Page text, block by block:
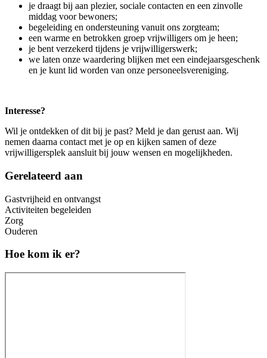
je draagt bij aan plezier, sociale contacten en een zinvolle
middag voor bewoners;
begeleiding en ondersteuning vanuit ons zorgteam;
een warme en betrokken groep vrijwilligers om je heen;
je bent verzekerd tijdens je vrijwilligerswerk;
we laten onze waardering blijken met een eindejaarsgeschenk
en je kunt lid worden van onze personeelsvereniging.
Interesse?
Wil je ontdekken of dit bij je past? Meld je dan gerust aan. Wij
nemen daarna contact met je op en kijken samen of deze
vrijwilligersplek aansluit bij jouw wensen en mogelijkheden.
Gerelateerd aan
Gastvrijheid en ontvangst
Activiteiten begeleiden
Zorg
Ouderen
Hoe kom ik er?